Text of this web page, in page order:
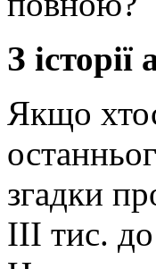
З історії
Якщо
згадки
ІІІ тис.